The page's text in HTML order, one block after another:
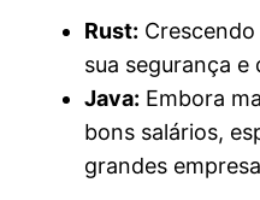
Rust:
sua segurança e
Java: Embora
bons salários,
grandes